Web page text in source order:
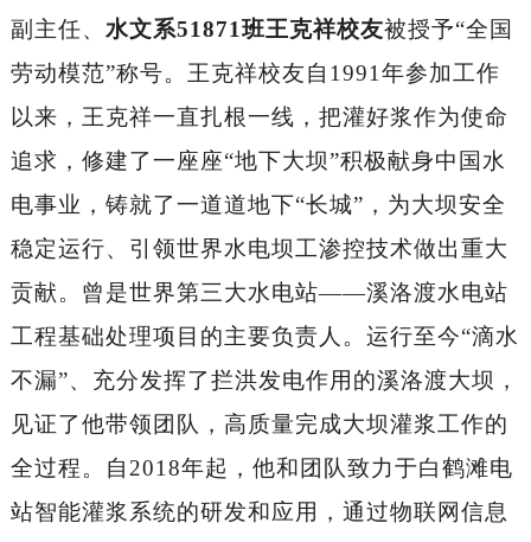
副主任、 水文系51871班王克祥校友被授予“全国
劳动模范”称号。王克祥校友自 1991年参加工作
以来，王克祥一直扎根一线，把灌好浆作为使命
追求，修建了一座座“地下大坝”积极献身中国水
电事业，铸就了一道道地下“长城”，为大坝安全
稳定运行、引领世界水电坝工渗控技术做出重大
贡献。 曾是世界第三大水电站——溪洛渡水电站
工程基础处理项目的主要负责人。运行至今“滴水
不漏”、充分发挥了拦洪发电作用的溪洛渡大坝，
见证了他带领团队，高质量完成大坝灌浆工作的
全过程。自2018年起，他和 团队致力于白鹤滩电
站智能灌浆系统的研发和应用，通过物联网信息